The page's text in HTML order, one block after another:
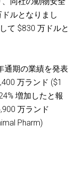
ルとなりまし
て $830 万ドルと
通期の業績を発表
万ランド ($1
増加したと報
万ランド
Pharm)